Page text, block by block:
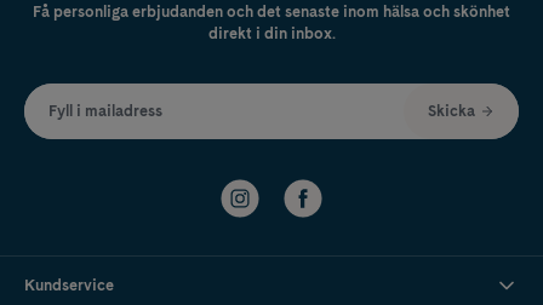
Få personliga erbjudanden och det senaste inom hälsa och skönhet
direkt i din inbox.
Fyll i mailadress Skicka
Kundservice